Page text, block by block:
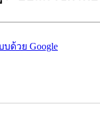
บด้วย Google